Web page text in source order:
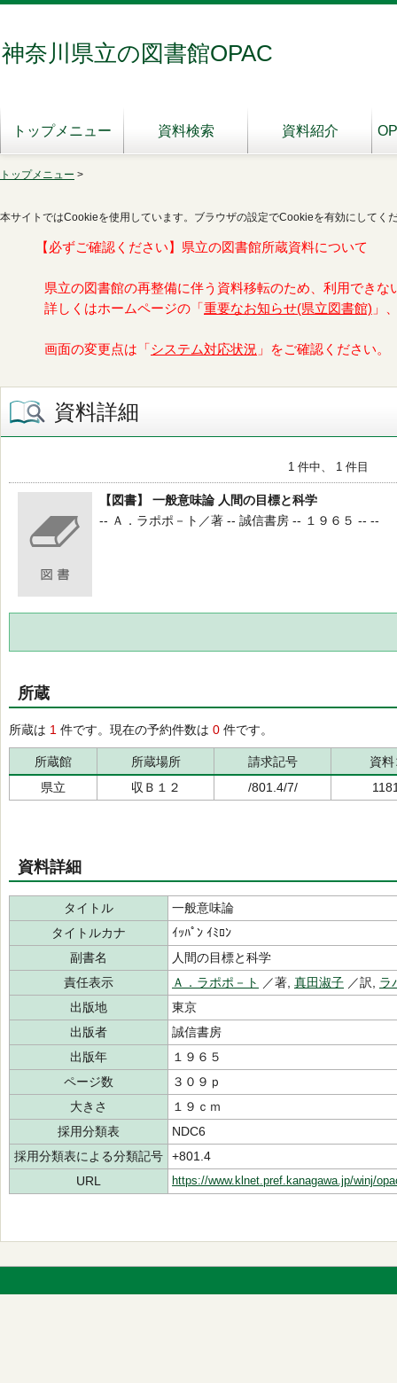
神奈川県立の図書館OPAC
トップメニュー 資料検索 資料紹介
トップメニュー >
本サイトではCookieを使用しています。ブラウザの設定でCookieを有効にしてく
【必ずご確認ください】県立の図書館所蔵資料について
県立の図書館の再整備に伴う資料移転のため、利用できな
詳しくはホームページの「 重要なお知らせ(県立図書館) 」
画面の変更点は「 システム対応状況 」をご確認ください。
資料詳細
1 件中、 1 件目
【図書】 一般意味論 人間の目標と科学
-- Ａ．ラポポ－ト／著 -- 誠信書房 -- １９６５ -- --
所蔵
所蔵は 1 件です。現在の予約件数は 0 件です。
所蔵館 所蔵場所 請求記号
資
県立
収Ｂ１２ /801.4/7/
資料詳細
タイトル
一般意味論
タイトルカナ
ｲｯﾊﾟﾝ ｲﾐﾛﾝ
副書名
人間の目標と科学
責任表示
Ａ．ラポポ－ト ／著, 真田淑子 ／訳, ラ
出版地
東京
出版者
誠信書房
出版年
１９６５
ページ数
３０９ｐ
大きさ
１９ｃｍ
採用分類表
NDC6
採用分類表による分類記号
+801.4
URL
https://www.klnet.pref.kanagawa.jp/winj/